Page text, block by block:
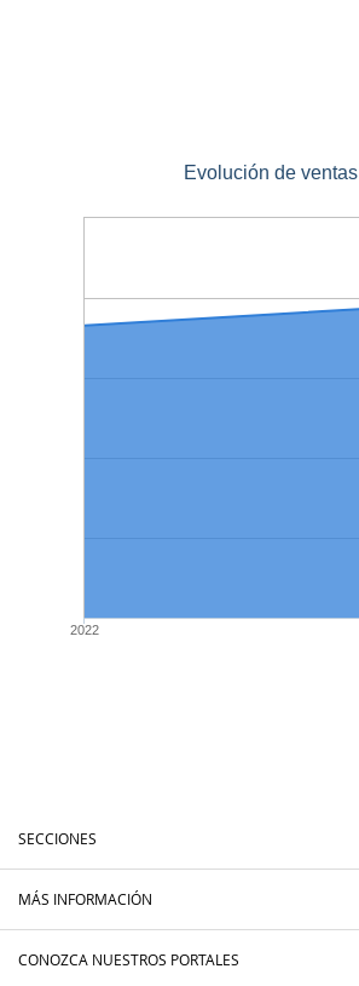
Evolución de ventas
2022
SECCIONES
MÁS INFORMACIÓN
CONOZCA NUESTROS PORTALES